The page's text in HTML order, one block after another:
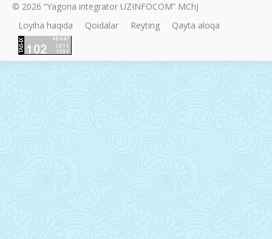
© 2026 “Yagona integrator UZINFOCOM” MChJ
Loyiha haqida
Qoidalar Reyting Qayta aloqa